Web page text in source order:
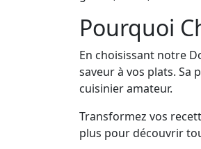
Pourquoi
En choisissant notre
saveur à vos plats.
cuisinier amateur.
Transformez vos
plus pour découvrir